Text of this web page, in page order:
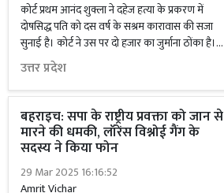
कोर्ट प्रथम आनंद शुक्ला ने दहेज हत्या के प्रकरण में
दोषसिद्ध पति को दस वर्ष के सश्रम कारावास की सजा
सुनाई है। कोर्ट ने उस पर दो हजार का जुर्माना ठोंका है।...
उत्तर प्रदेश
बहराइच: सपा के राष्ट्रीय प्रवक्ता को जान से
मारने की धमकी, लॉरेंस विश्नोई गैंग के
सदस्य ने किया फोन
29 Mar 2025 16:16:52
Amrit Vichar